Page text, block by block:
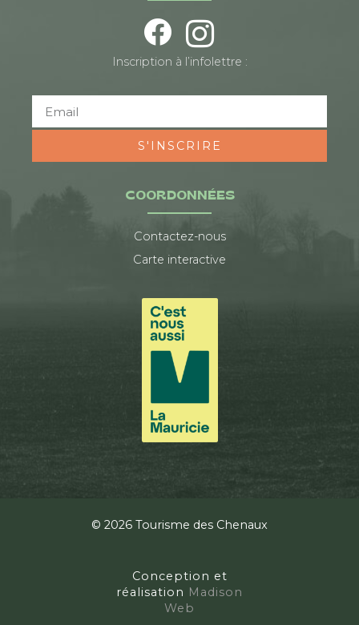
COORDONNÉES
Contactez-nous
Carte interactive
Inscription à l’infolettre :
S'INSCRIRE
© 2026 Tourisme des Chenaux
Conception et
réalisation Madison
Web